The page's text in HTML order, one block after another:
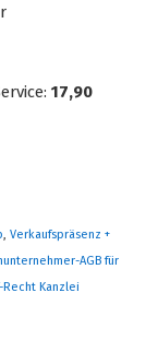
17,90
, Verkaufspräsenz +
AGB für
Recht Kanzlei